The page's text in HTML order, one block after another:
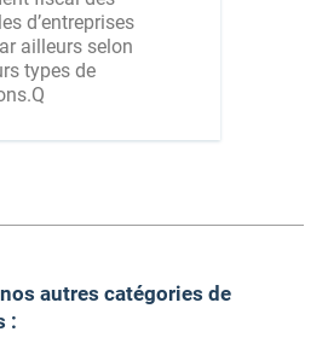
d’entreprises
ailleurs selon
types de
autres catégories de
: